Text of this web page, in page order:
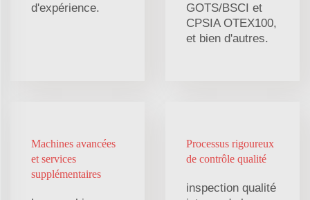
d'expérience.
GOTS/BSCI et
CPSIA OTEX100,
et bien d'autres.
Machines avancées
et services
supplémentaires
Processus rigoureux
de contrôle qualité
inspection qualité